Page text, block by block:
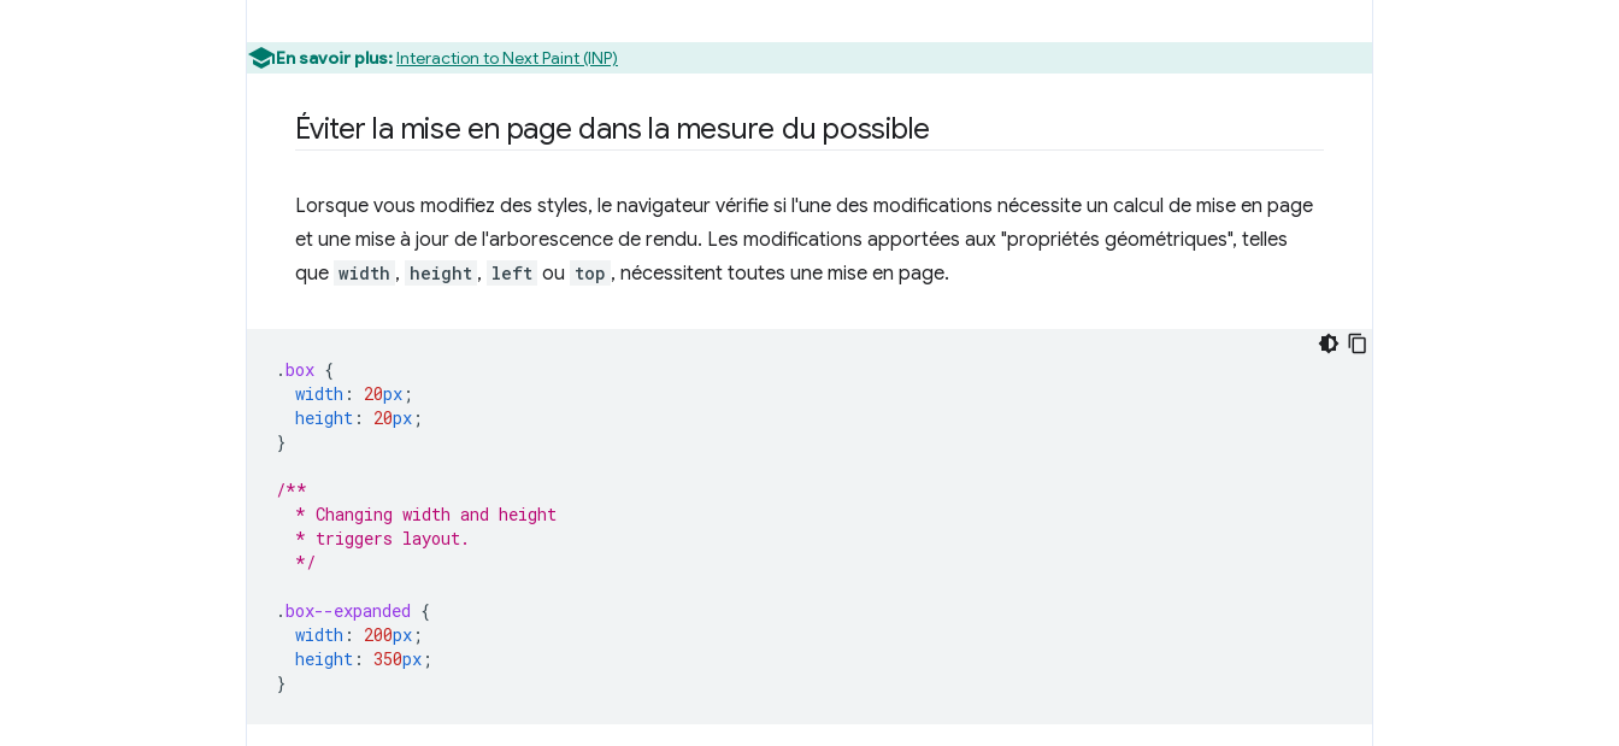
En savoir plus:Interaction to Next Paint (INP)
Éviter la mise en page dans la mesure du possible
Lorsque vous modifiez des styles, le navigateur vérifie si l'une des modifications nécessite un calcul de mise en page
et une mise à jour de l'arborescence de rendu. Les modifications apportées aux "propriétés géométriques", telles
que width , height , left ou top , nécessitent toutes une mise en page.
.box {
width : 20px ;
height : 20px ;
}
/**
  * Changing width and height
  * triggers layout.
  */
.box--expanded {
width : 200px ;
height : 350px ;
}